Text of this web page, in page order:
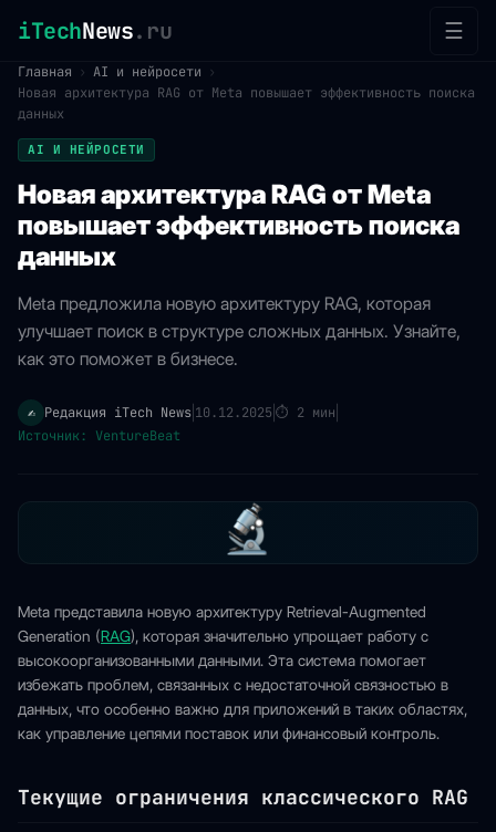
iTechNews.ru ☰
Главная › AI и нейросети
›
Новая архитектура RAG от Meta повышает эффективность поиска
данных
AI И НЕЙРОСЕТИ
Новая архитектура RAG от Meta
повышает эффективность поиска
данных
Meta предложила новую архитектуру RAG, которая
улучшает поиск в структуре сложных данных. Узнайте,
как это поможет в бизнесе.
✍️ Редакция iTech News 10.12.2025 ⏱ 2 мин
Источник: VentureBeat
Meta представила новую архитектуру Retrieval-Augmented
Generation (RAG), которая значительно упрощает работу с
высокоорганизованными данными. Эта система помогает
избежать проблем, связанных с недостаточной связностью в
данных, что особенно важно для приложений в таких областях,
как управление цепями поставок или финансовый контроль.
Текущие ограничения классического RAG